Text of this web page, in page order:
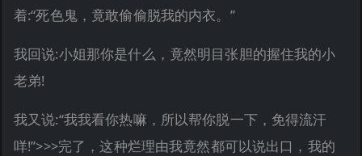
着:“死色鬼，竟敢偷偷脱我的内衣。”
我回说:小姐那你是什么，竟然明目张胆的握住我的小
老弟!
我又说:“我我看你热嘛，所以帮你脱一下，免得流汗
咩!”>>>完了，这种烂理由我竟然都可以说出口，我的